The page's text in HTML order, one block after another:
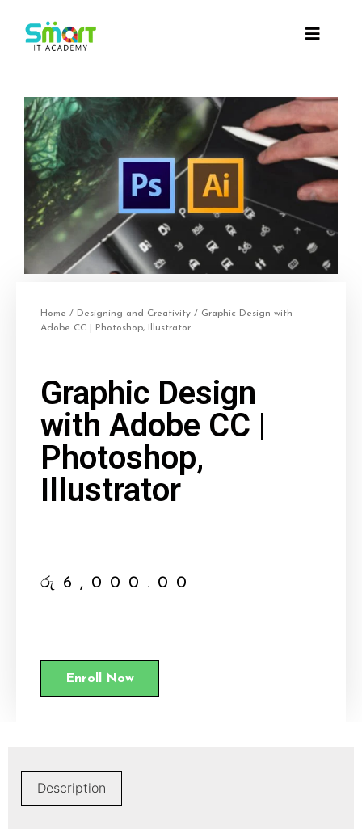
Home / Designing and Creativity / Graphic Design with
Adobe CC | Photoshop, Illustrator
Graphic Design
with Adobe CC |
Photoshop,
Illustrator
රු 6,000.00
Enroll Now
Description